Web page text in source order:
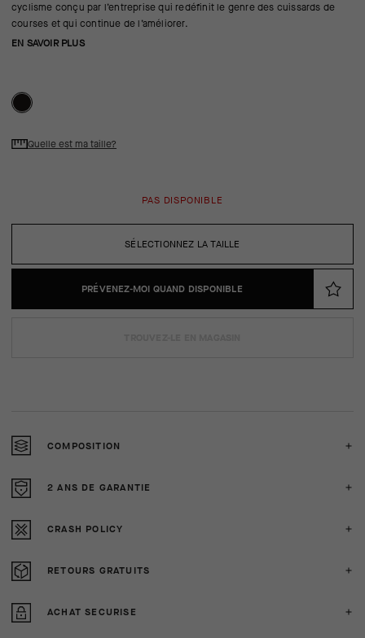
cyclisme conçu par l’entreprise qui redéfinit le genre des cuissards de
courses et qui continue de l’améliorer.
EN SAVOIR PLUS
SÉLECTIONNEZ LA TAILLE
Quelle est ma taille?
PAS DISPONIBLE
PRÉVENEZ-MOI QUAND DISPONIBLE
COMPOSITION
2 ANS DE GARANTIE
CRASH POLICY
RETOURS GRATUITS
ACHAT SECURISE